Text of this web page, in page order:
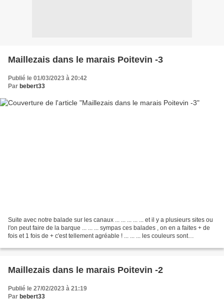
Maillezais dans le marais Poitevin -3
Publié le 01/03/2023 à 20:42
Par bebert33
Suite avec notre balade sur les canaux ... ... ... ... ... et il y a plusieurs sites ou
l'on peut faire de la barque ... ... ... sympas ces balades , on en a faites + de
fois et 1 fois de + c'est tellement agréable ! ... ... ... les couleurs sont
Maillezais dans le marais Poitevin -2
Publié le 27/02/2023 à 21:19
Par bebert33